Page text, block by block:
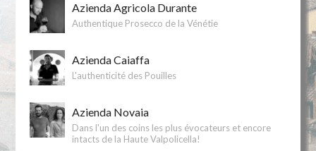
Azienda Agricola Durante
Authentique Prosecco de la Vénétie
Azienda Caiaffa
L'authenticité des Pouilles
Azienda Novaia
Dans l'un des coins les plus évocateurs et encore
intacts de la Haute Valpolicella!